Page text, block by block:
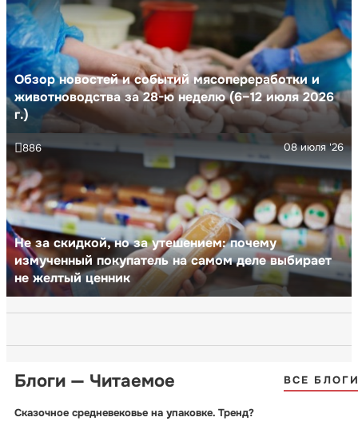
Обзор новостей и событий мясопереработки и
животноводства за 28-ю неделю (6–12 июля 2026
г.)
Не за скидкой, но за утешением: почему
измученный покупатель на самом деле выбирает
не желтый ценник
08 июля '26
886
Блоги — Читаемое ВСЕ
Сказочное средневековье на упаковке. Тренд?